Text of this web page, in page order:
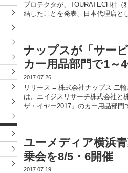
プロテクタが、TOURATECH社
結したことを発表、日本代理店と
ナップスが「サー
カー用品部門で1～4
2017.07.26
リリース = 株式会社ナップス 二
は、エイジスリサーチ株式会社と
ザ・イヤー2017」のカー用品部門
ユーメディア横浜
乗会を8/5・6開催
2017.07.19